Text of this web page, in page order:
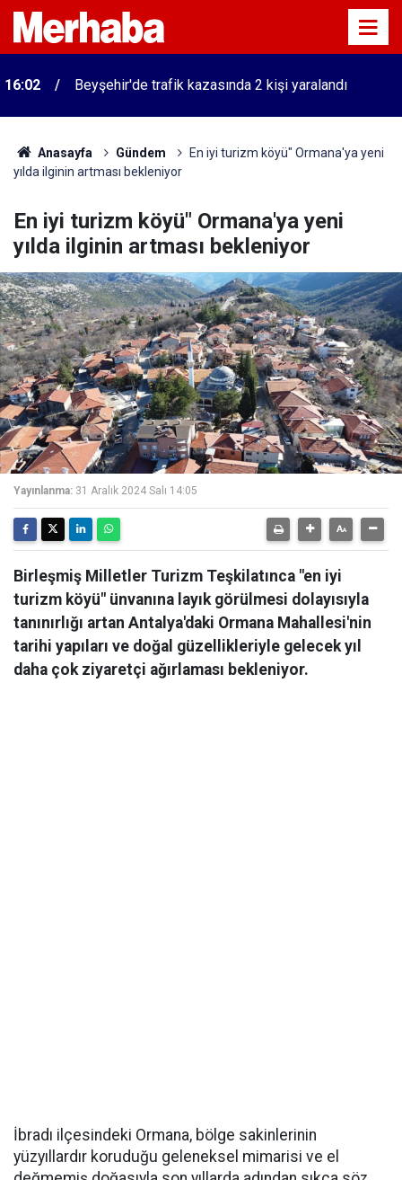
16:02 Beyşehir'de trafik kazasında 2 kişi yaralandı
Anasayfa Gündem
En iyi turizm köyü" Ormana'ya yeni
yılda ilginin artması bekleniyor
En iyi turizm köyü" Ormana'ya yeni
yılda ilginin artması bekleniyor
Yayınlanma: 31 Aralık 2024 Salı 14:05
Birleşmiş Milletler Turizm Teşkilatınca "en iyi
turizm köyü" ünvanına layık görülmesi dolayısıyla
tanınırlığı artan Antalya'daki Ormana Mahallesi'nin
tarihi yapıları ve doğal güzellikleriyle gelecek yıl
daha çok ziyaretçi ağırlaması bekleniyor.
İbradı ilçesindeki Ormana, bölge sakinlerinin
yüzyıllardır koruduğu geleneksel mimarisi ve el